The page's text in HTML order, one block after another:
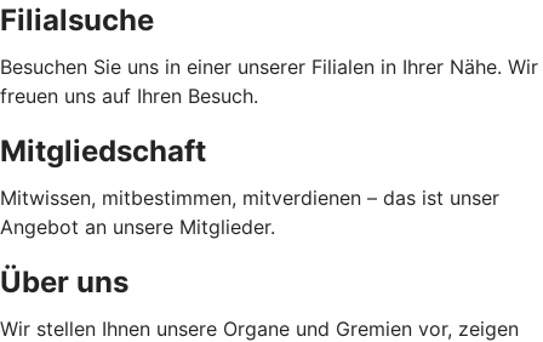
Filialsuche
Besuchen Sie uns in einer unserer Filialen in Ihrer Nähe. Wir
freuen uns auf Ihren Besuch.
Mitgliedschaft
Mitwissen, mitbestimmen, mitverdienen – das ist unser
Angebot an unsere Mitglieder.
Über uns
Wir stellen Ihnen unsere Organe und Gremien vor, zeigen